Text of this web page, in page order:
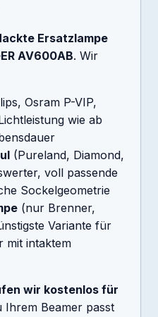
Ersatzlampe
AV600AB. Wir
Osram P-VIP,
wie ab
(Pureland, Diamond,
voll passende
Sockelgeometrie
(nur Brenner,
Variante für
mit intaktem
wir kostenlos für
Ihrem Beamer passt